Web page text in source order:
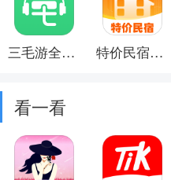
三毛游全球景点讲解语音导游 特价民宿预订
看一看